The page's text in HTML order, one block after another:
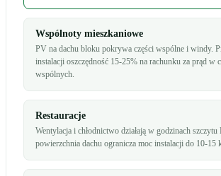
Wspólnoty mieszkaniowe
PV na dachu bloku pokrywa części wspólne i windy.
instalacji oszczędność 15-25% na rachunku za prąd w
wspólnych.
Restauracje
Wentylacja i chłodnictwo działają w godzinach szczytu
powierzchnia dachu ogranicza moc instalacji do 10-15